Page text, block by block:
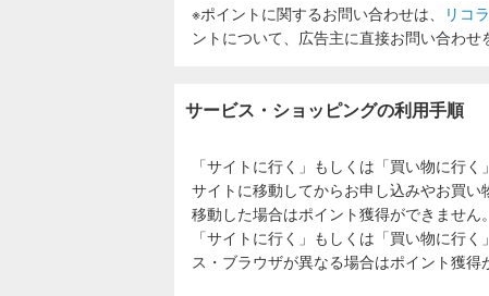
※ポイントに関するお問い合わせは、
リコ
ントについて、広告主に直接お問い合わせ
サービス・ショッピングの利用手順
「サイトに行く」もしくは「買い物に行
サイトに移動してからお申し込みやお買
移動した場合はポイント獲得ができません。
「サイトに行く」もしくは「買い物に行
ス・ブラウザが異なる場合はポイント獲得